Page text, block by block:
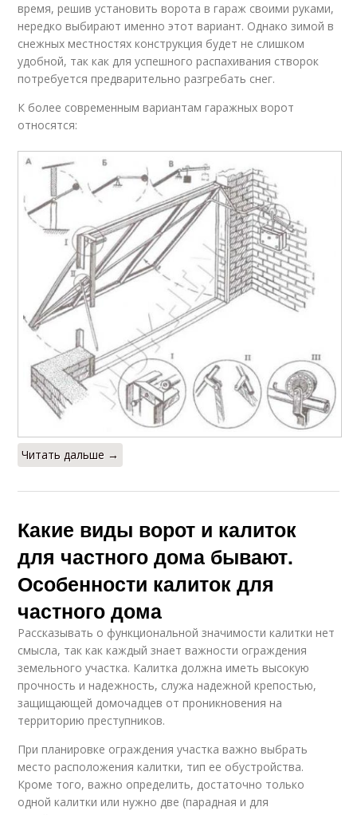
время, решив установить ворота в гараж своими руками,
нередко выбирают именно этот вариант. Однако зимой в
снежных местностях конструкция будет не слишком
удобной, так как для успешного распахивания створок
потребуется предварительно разгребать снег.
К более современным вариантам гаражных ворот
относятся:
Читать дальше →
Какие виды ворот и калиток
для частного дома бывают.
Особенности калиток для
частного дома
Рассказывать о функциональной значимости калитки нет
смысла, так как каждый знает важности ограждения
земельного участка. Калитка должна иметь высокую
прочность и надежность, служа надежной крепостью,
защищающей домочадцев от проникновения на
территорию преступников.
При планировке ограждения участка важно выбрать
место расположения калитки, тип ее обустройства.
Кроме того, важно определить, достаточно только
одной калитки или нужно две (парадная и для